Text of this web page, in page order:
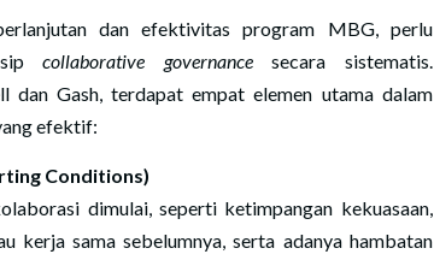
dan efektivitas program MBG, perlu
collaborative governancesecara sistematis.
dan Gash, terdapat empat elemen utama dalam
efektif:
Conditions)
dimulai, seperti ketimpangan kekuasaan,
kerja sama sebelumnya, serta adanya hambatan